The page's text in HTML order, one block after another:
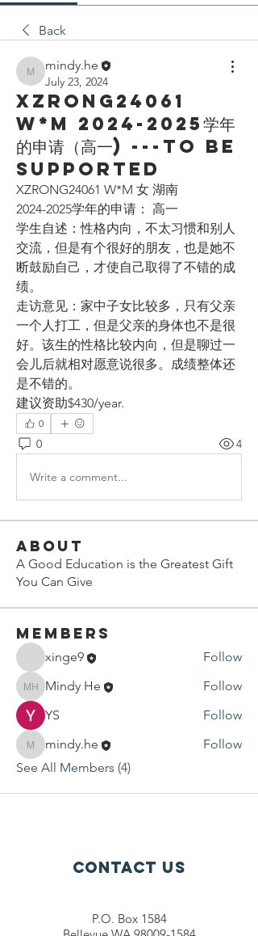
Back
mindy.he
mindy.he
July 23, 2024
XZRONG24061
W*M 2024-2025学年
的申请（高一) ---To be
supported
XZRONG24061 W*M 女 湖南
2024-2025学年的申请： 高一
学生自述：性格内向，不太习惯和别人
交流，但是有个很好的朋友，也是她不
断鼓励自己，才使自己取得了不错的成
绩。
走访意见： 家中子女比较多，只有父亲
一个人打工，但是父亲的身体也不是很
好。该生的性格比较内向，但是聊过一
会儿后就相对愿意说很多。成绩整体还
是不错的。
建议资助$430/year.
0
0 4
Write a comment...
About
A Good Education is the Greatest Gift
You Can Give
Members
xinge9 Follow
Mindy He
Mindy He
Follow
YS
Follow
mindy.he
mindy.he
Follow
See All Members (4)
Contact Us
P.O. Box 1584